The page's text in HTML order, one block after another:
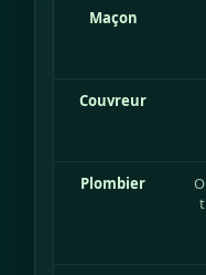
Maçon
Couvreur
Plombier